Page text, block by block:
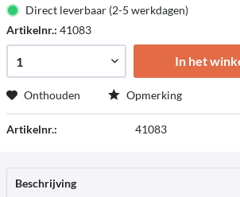
Direct leverbaar (2-5 werkdagen)
Artikelnr.: 41083
In het
Onthouden Opmerking
Artikelnr.: 41083
Beschrijving